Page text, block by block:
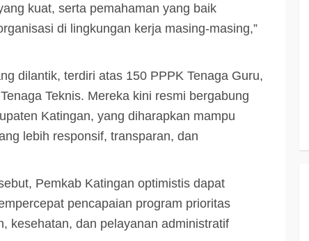
kuat, serta pemahaman yang baik
di lingkungan kerja masing-masing,”
dilantik, terdiri atas 150 PPPK Tenaga Guru,
Teknis. Mereka kini resmi bergabung
Katingan, yang diharapkan mampu
lebih responsif, transparan, dan
Pemkab Katingan optimistis dapat
pencapaian program prioritas
kesehatan, dan pelayanan administratif
KATINGAN
Sebangau Perkuat Sinergi Jaga
Kawasan Konservasi dan Gambut
TRIOKTA 12 MEI 2026
3 min read
DPRD KATINGAN